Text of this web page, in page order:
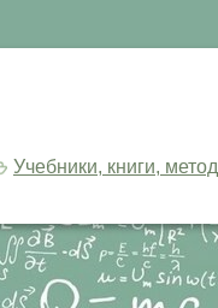
Учебники, книги,